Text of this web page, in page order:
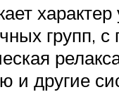
групп,
и другие